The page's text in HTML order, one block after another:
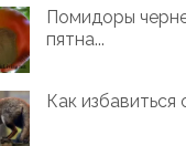
Помидоры
пятна...
Как избавиться